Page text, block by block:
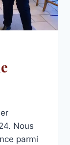
Nous
parmi